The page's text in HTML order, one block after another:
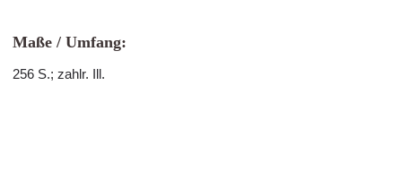
Maße / Umfang:
256 S.; zahlr. Ill.